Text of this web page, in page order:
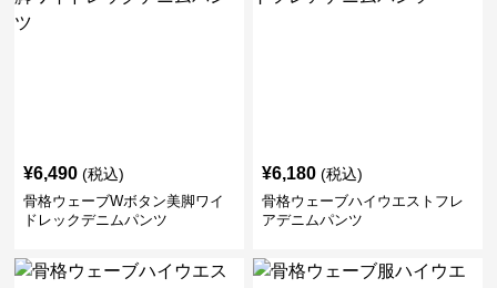
¥6,490 (税込)
骨格ウェーブWボタン美脚ワイ
ドレックデニムパンツ
¥6,180 (税込)
骨格ウェーブハイウエストフレ
アデニムパンツ